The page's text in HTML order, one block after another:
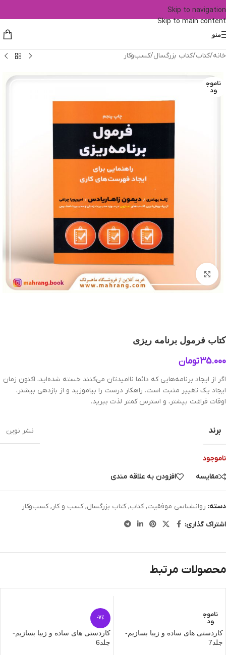
Skip to navigation
Skip to main content
منو
خانه/کتاب/کتاب بزرگسال/کسب‌وکار
ناموج
ود
بزرگنمایی تصویر
کتاب فرمول برنامه ریزی
35.000تومان
اگر از ایجاد برنامه‌هایی که دائما ناامیدتان می‌کنند خسته شده‌اید، اکنون زمان
ایجاد یک تغییر مثبت است. راهکار درست را بیاموزید و از بازدهی بیشتر،
اوقات فراغت بیشتر، و استرس کمتر لذت ببرید.
برند نشر نوین
ناموجود
مقایسه
افزودن به علاقه مندی
دسته: روانشناسی موفقیت, کتاب, کتاب بزرگسال, کسب و کار, کسب‌وکار
اشتراک گذاری:
محصولات مرتبط
ناموج
ود
کاردستی های ساده و زیبا بسازیم-
جلد7
-7%
کاردستی های ساده و زیبا بسازیم-
جلد6